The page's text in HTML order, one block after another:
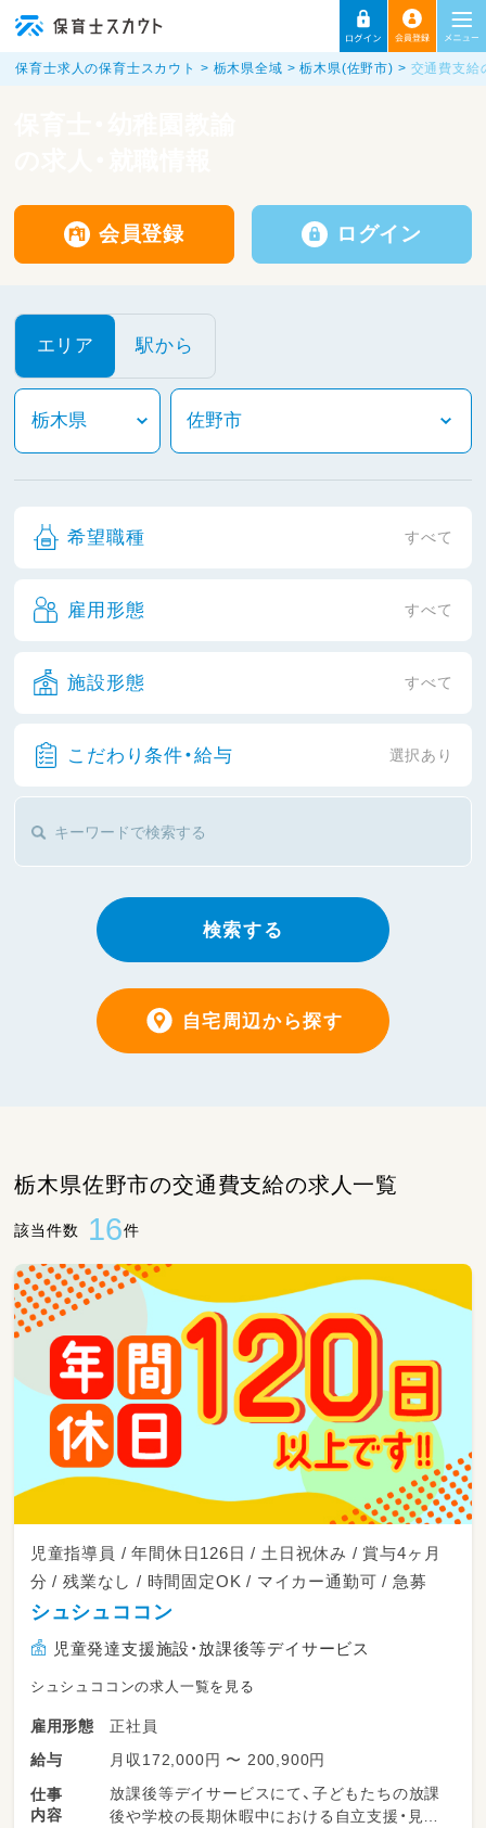
保育士求人の保育士スカウト 栃木県全域 栃木県(佐野市) 交通費支給
会員登録 ログイン
エリア 駅から
希望職種 すべて
雇用形態 すべて
施設形態 すべて
こだわり条件・給与 選択あり
検索する
自宅周辺から探す
栃木県佐野市の交通費支給の求人一覧
該当件数 16件
児童指導員 / 年間休日126日 / 土日祝休み / 賞与4ヶ月
分 / 残業なし / 時間固定OK / マイカー通勤可 / 急募
シュシュココン
児童発達支援施設・放課後等デイサービス
シュシュココンの求人一覧を見る
雇用形態
正社員
給与
月収172,000円 〜 200,900円
仕事
内容
放課後等デイサービスにて、子どもたちの放課
後や学校の長期休暇中における自立支援・見守